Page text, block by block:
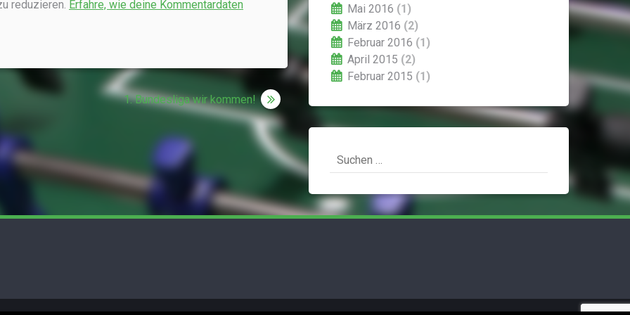
reduzieren. Erfahre, wie deine Kommentardaten
1. Bundesliga wir kommen!
Mai 2016 (1)
März 2016 (2)
Februar 2016 (1)
April 2015 (2)
Februar 2015 (1)
Suchen
nach: